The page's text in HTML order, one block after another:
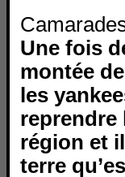
Une fois
montée
les
reprendre
région et
terre